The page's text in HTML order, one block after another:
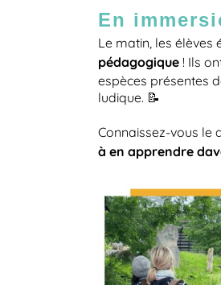
En
Le matin, les élèves
pédagogique ! Ils
espèces présentes
ludique. 📝
Connaissez-vous le
à en apprendre